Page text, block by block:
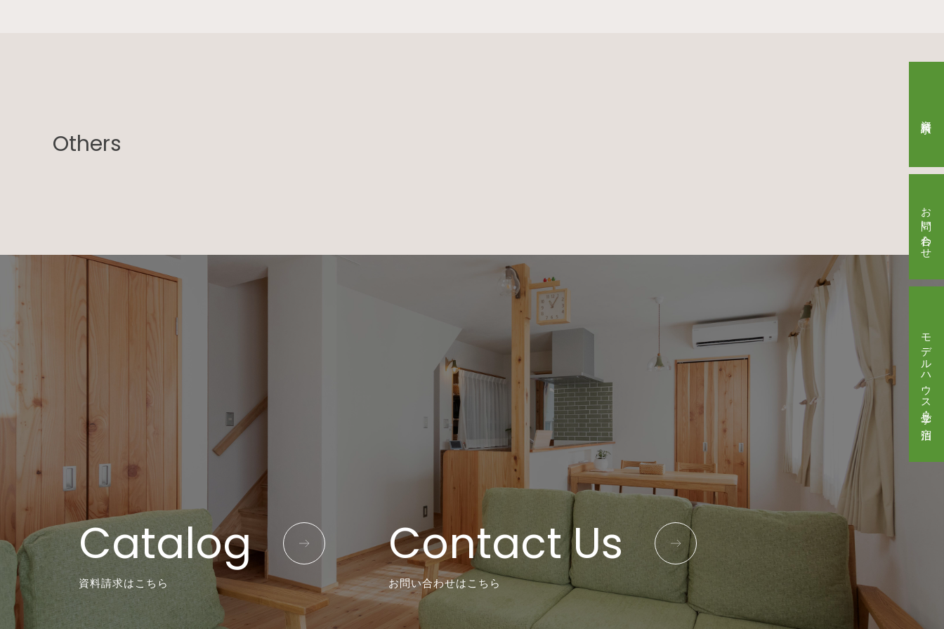
Others
Catalog
資料請求はこちら
Contact Us
お問い合わせはこちら
お問い合わせ
モデルハウス見学・ご宿泊